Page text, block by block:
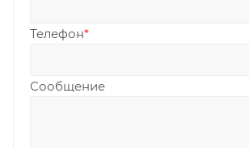
Телефон*
Сообщение